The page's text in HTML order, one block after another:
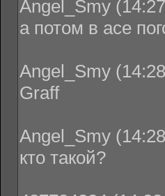
Angel_Smy
а потом в асе
Angel_Smy
Graff
Angel_Smy
кто такой?